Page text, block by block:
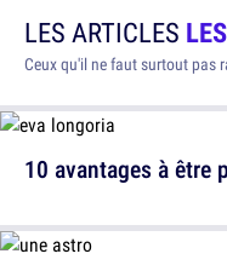
LES ARTICLES
Ceux qu'il ne faut surtout pas
10 avantages à être